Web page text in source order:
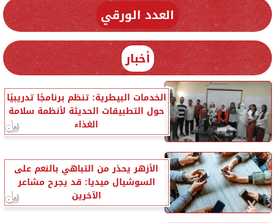
العدد الورقي
أخبار
الخدمات البيطرية: تنظم برنامجًا تدريبيًا
حول التطبيقات الحديثة لأنظمة سلامة
الغذاء
الأزهر يحذر من التباهي بالنعم على
السوشيال ميديا: قد يجرح مشاعر
الآخرين